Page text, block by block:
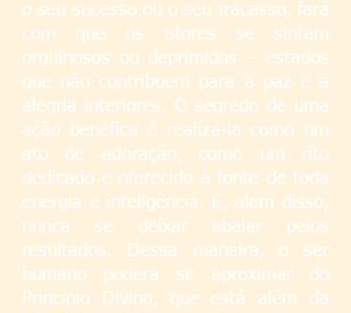
o seu sucesso ou o seu fracasso, fará
com que os atores se sintam
orgulhosos ou deprimidos – estados
que não contribuem para a paz e a
alegria interiores. O segredo de uma
ação benéfica é realizá-la como um
ato de adoração, como um rito
dedicado e oferecido à fonte de toda
energia e inteligência. E, além disso,
nunca se deixar abalar pelos
resultados. Dessa maneira, o ser
humano poderá se aproximar do
Princípio Divino, que está além da